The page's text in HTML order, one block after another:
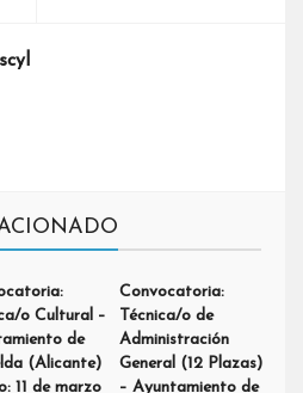
o Cultural –
de
(Alicante)
11 de marzo
Convocatoria:
Técnica/o de
Administración
General (12 Plazas)
– Ayuntamiento de